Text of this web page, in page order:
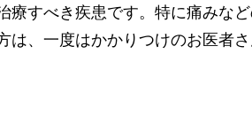
療すべき疾患です。特に痛みな
は、一度はかかりつけのお医者